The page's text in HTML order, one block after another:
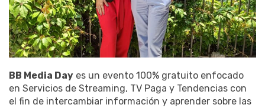
BB Media Day es un evento 100% gratuito enfocado
en Servicios de Streaming, TV Paga y Tendencias con
el fin de intercambiar información y aprender sobre las